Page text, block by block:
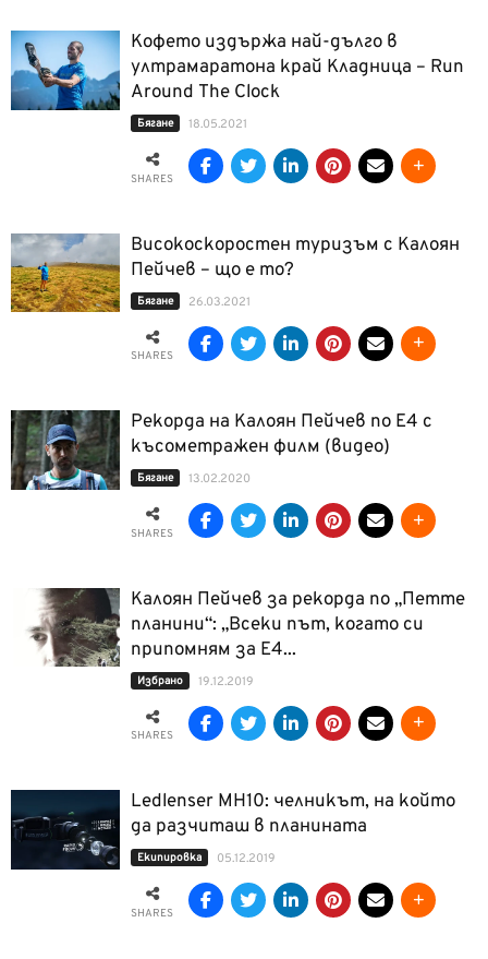
Кофето издържа най-дълго в
ултрамаратона край Кладница – Run
Around The Clock
Бягане 18.05.2021
SHARES
Високоскоростен туризъм с Калоян
Пейчев – що е то?
Бягане 26.03.2021
SHARES
Рекорда на Калоян Пейчев по Е4 с
късометражен филм (видео)
Бягане 13.02.2020
SHARES
Калоян Пейчев за рекорда по „Петте
планини“: „Всеки път, когато си
припомням за Е4...
Избрано 19.12.2019
SHARES
Ledlenser MH10: челникът, на който
да разчиташ в планината
Екипировка 05.12.2019
SHARES